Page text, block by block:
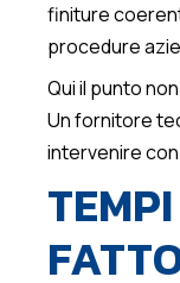
finiture
procedure
Qui il punto
Un fornitore
intervenire